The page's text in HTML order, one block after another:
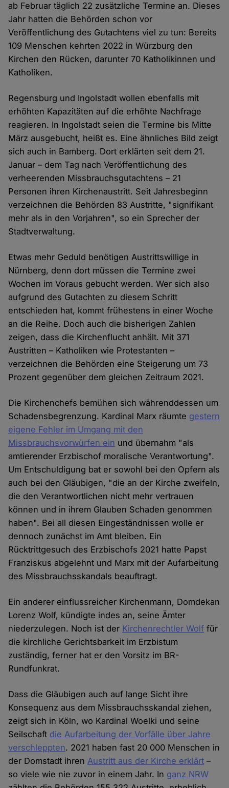
ab Februar täglich 22 zusätzliche Termine an. Dieses
Jahr hatten die Behörden schon vor
Veröffentlichung des Gutachtens viel zu tun: Bereits
109 Menschen kehrten 2022 in Würzburg den
Kirchen den Rücken, darunter 70 Katholikinnen und
Katholiken.
Regensburg und Ingolstadt wollen ebenfalls mit
erhöhten Kapazitäten auf die erhöhte Nachfrage
reagieren. In Ingolstadt seien die Termine bis Mitte
März ausgebucht, heißt es. Eine ähnliches Bild zeigt
sich auch in Bamberg. Dort erklärten seit dem 21.
Januar – dem Tag nach Veröffentlichung des
verheerenden Missbrauchsgutachtens – 21
Personen ihren Kirchenaustritt. Seit Jahresbeginn
verzeichnen die Behörden 83 Austritte, "signifikant
mehr als in den Vorjahren", so ein Sprecher der
Stadtverwaltung.
Etwas mehr Geduld benötigen Austrittswillige in
Nürnberg, denn dort müssen die Termine zwei
Wochen im Voraus gebucht werden. Wer sich also
aufgrund des Gutachten zu diesem Schritt
entschieden hat, kommt frühestens in einer Woche
an die Reihe. Doch auch die bisherigen Zahlen
zeigen, dass die Kirchenflucht anhält. Mit 371
Austritten – Katholiken wie Protestanten –
verzeichnen die Behörden eine Steigerung um 73
Prozent gegenüber dem gleichen Zeitraum 2021.
Die Kirchenchefs bemühen sich währenddessen um
Schadensbegrenzung. Kardinal Marx räumte gestern
eigene Fehler im Umgang mit den
Missbrauchsvorwürfen ein und übernahm "als
amtierender Erzbischof moralische Verantwortung".
Um Entschuldigung bat er sowohl bei den Opfern als
auch bei den Gläubigen, "die an der Kirche zweifeln,
die den Verantwortlichen nicht mehr vertrauen
können und in ihrem Glauben Schaden genommen
haben". Bei all diesen Eingeständnissen wolle er
dennoch zunächst im Amt bleiben. Ein
Rücktrittgesuch des Erzbischofs 2021 hatte Papst
Franziskus abgelehnt und Marx mit der Aufarbeitung
des Missbrauchsskandals beauftragt.
Ein anderer einflussreicher Kirchenmann, Domdekan
Lorenz Wolf, kündigte indes an, seine Ämter
niederzulegen. Noch ist der Kirchenrechtler Wolf für
die kirchliche Gerichtsbarkeit im Erzbistum
zuständig, ferner hat er den Vorsitz im BR-
Rundfunkrat.
Dass die Gläubigen auch auf lange Sicht ihre
Konsequenz aus dem Missbrauchsskandal ziehen,
zeigt sich in Köln, wo Kardinal Woelki und seine
Seilschaft die Aufarbeitung der Vorfälle über Jahre
verschleppten. 2021 haben fast 20 000 Menschen in
der Domstadt ihrenAustritt aus der Kirche erklärt –
so viele wie nie zuvor in einem Jahr. In ganz NRW